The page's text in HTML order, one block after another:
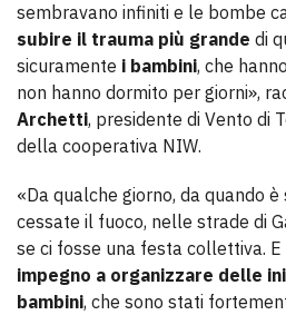
sembravano infiniti e le bombe
subire il trauma più grande di
sicuramente i bambini, che
non hanno dormito per giorni»,
Archetti, presidente di Vento di
della cooperativa NIW.
«Da qualche giorno, da quando
cessate il fuoco, nelle strade di
se ci fosse una festa collettiva. E
impegno a organizzare delle
bambini, che sono stati